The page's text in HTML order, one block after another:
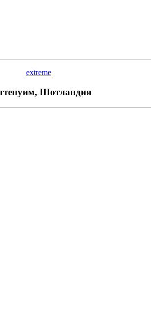
extreme
Шотландия